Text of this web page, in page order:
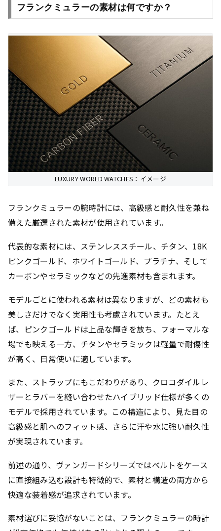
フランクミュラーの素材は何ですか？
LUXURY WORLD WATCHES：イメージ
フランクミュラーの腕時計には、高級感と耐久性を兼ね
備えた厳選された素材が使用されています。
代表的な素材には、ステンレススチール、チタン、18K
ピンクゴールド、ホワイトゴールド、プラチナ、そして
カーボンやセラミックなどの先進素材も含まれます。
モデルごとに使われる素材は異なりますが、どの素材も
美しさだけでなく実用性も考慮されています。たとえ
ば、ピンクゴールドは上品な輝きを放ち、フォーマルな
場でも映える一方、チタンやセラミックは軽量で耐傷性
が高く、日常使いに適しています。
また、ストラップにもこだわりがあり、クロコダイルレ
ザーとラバーを縫い合わせたハイブリッド仕様が多くの
モデルで採用されています。この構造により、見た目の
高級感と肌へのフィット感、さらに汗や水に強い耐久性
が実現されています。
前述の通り、ヴァンガードシリーズではベルトをケース
に直接組み込む設計も特徴的で、素材と構造の両方から
快適な装着感が追求されています。
素材選びに妥協がないことは、フランクミュラーの時計